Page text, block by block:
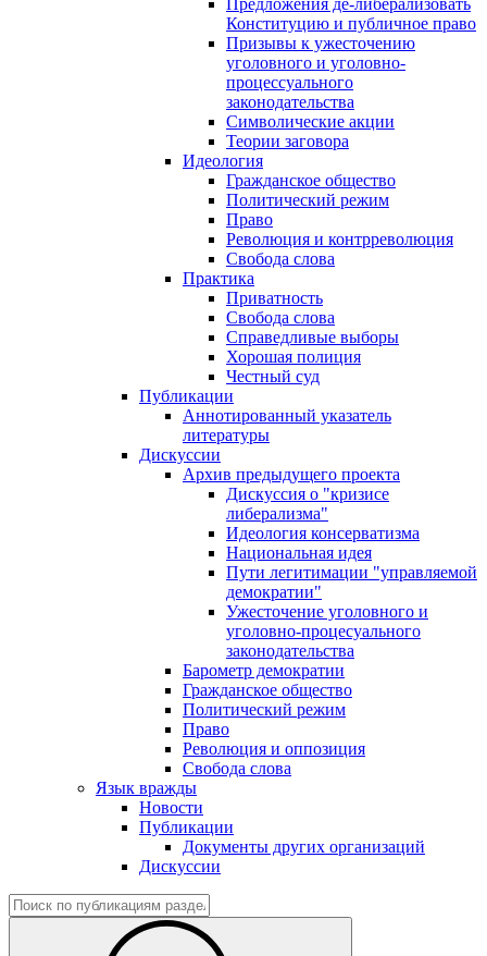
Предложения де-либерализовать
Конституцию и публичное право
Призывы к ужесточению
уголовного и уголовно-
процессуального
законодательства
Символические акции
Теории заговора
Идеология
Гражданское общество
Политический режим
Право
Революция и контрреволюция
Свобода слова
Практика
Приватность
Свобода слова
Справедливые выборы
Хорошая полиция
Честный суд
Публикации
Аннотированный указатель
литературы
Дискуссии
Архив предыдущего проекта
Дискуссия о "кризисе
либерализма"
Идеология консерватизма
Национальная идея
Пути легитимации "управляемой
демократии"
Ужесточение уголовного и
уголовно-процесуального
законодательства
Барометр демократии
Гражданское общество
Политический режим
Право
Революция и оппозиция
Свобода слова
Язык вражды
Новости
Публикации
Документы других организаций
Дискуссии